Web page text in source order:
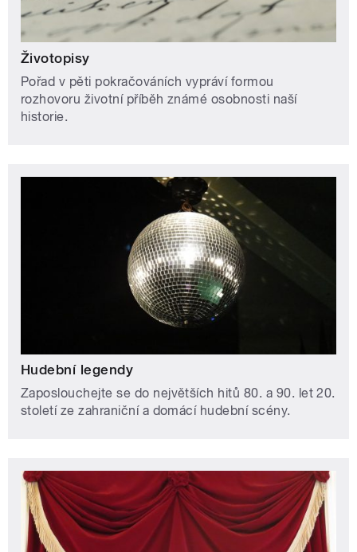
Životopisy
Pořad v pěti pokračováních vypráví formou
rozhovoru životní příběh známé osobnosti naší
historie.
Hudební legendy
Zaposlouchejte se do největších hitů 80. a 90. let 20.
století ze zahraniční a domácí hudební scény.